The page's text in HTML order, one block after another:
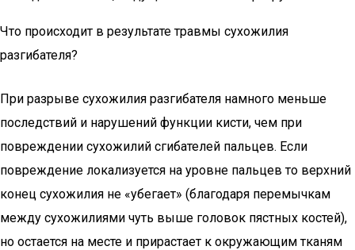
Что происходит в результате травмы сухожилия
разгибателя?
При разрыве сухожилия разгибателя намного меньше
последствий и нарушений функции кисти, чем при
повреждении сухожилий сгибателей пальцев. Если
повреждение локализуется на уровне пальцев то верхний
конец сухожилия не «убегает» (благодаря перемычкам
между сухожилиями чуть выше головок пястных костей),
но остается на месте и прирастает к окружающим тканям